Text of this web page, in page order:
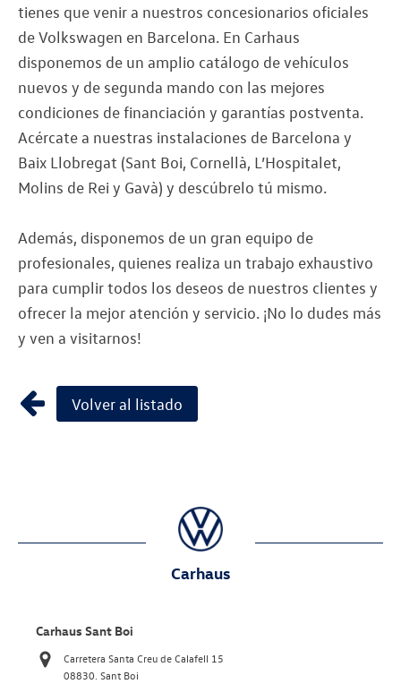
tienes que venir a nuestros concesionarios oficiales
de Volkswagen en Barcelona. En Carhaus
disponemos de un amplio catálogo de vehículos
nuevos y de segunda mando con las mejores
condiciones de financiación y garantías postventa.
Acércate a nuestras instalaciones de Barcelona y
Baix Llobregat (Sant Boi, Cornellà, L’Hospitalet,
Molins de Rei y Gavà) y descúbrelo tú mismo.
Además, disponemos de un gran equipo de
profesionales, quienes realiza un trabajo exhaustivo
para cumplir todos los deseos de nuestros clientes y
ofrecer la mejor atención y servicio. ¡No lo dudes más
y ven a visitarnos!
Volver al listado
Carhaus
Carhaus Sant Boi
Carretera Santa Creu de Calafell 15
08830. Sant Boi